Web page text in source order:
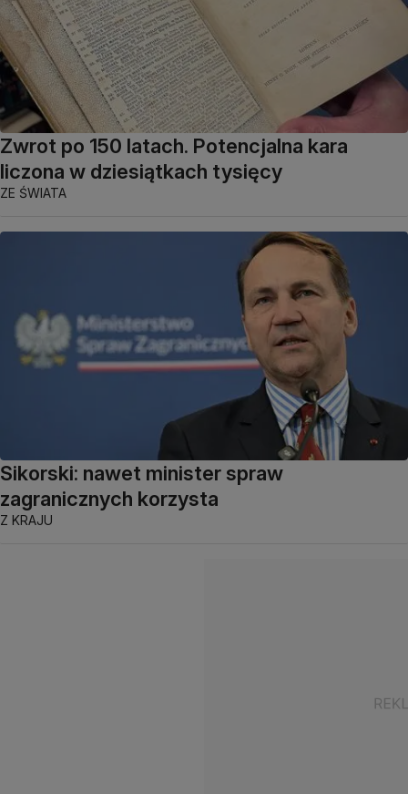
Zwrot po 150 latach. Potencjalna kara
liczona w dziesiątkach tysięcy
ZE ŚWIATA
Sikorski: nawet minister spraw
zagranicznych korzysta
Z KRAJU